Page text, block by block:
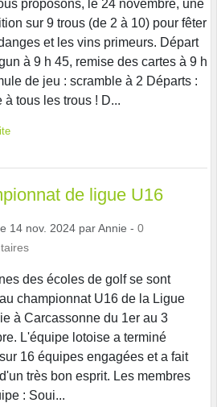
proposons, le 24 novembre, une
sur 9 trous (de 2 à 10) pour fêter
et les vins primeurs. Départ
à 9 h 45, remise des cartes à 9 h
de jeu : scramble à 2 Départs :
à tous les trous ! D...
de ligue U16
14 nov. 2024 parAnnie - 0
des écoles de golf se sont
championnat U16 de la Ligue
à Carcassonne du 1er au 3
L'équipe lotoise a terminé
16 équipes engagées et a fait
très bon esprit. Les membres
: Soui...